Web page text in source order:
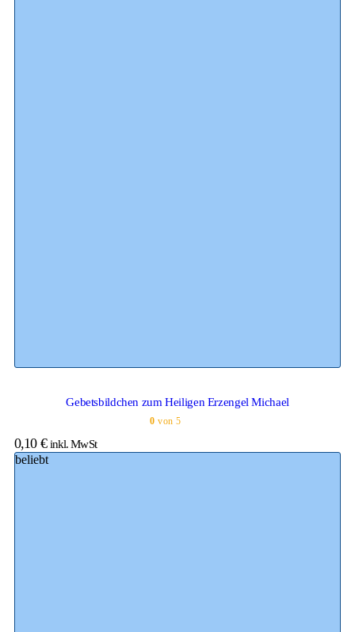
Gebetsbildchen zum Heiligen Erzengel Michael
0 von 5
0,10 € inkl. MwSt
beliebt